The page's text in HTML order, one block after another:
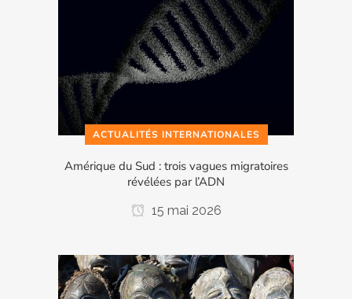
ACTUALITÉS INTERNATIONALES
Amérique du Sud : trois vagues migratoires
révélées par l’ADN
15 mai 2026